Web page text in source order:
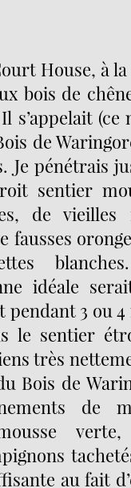
House, à
bois de
s’appelait
de
Je pénétrais
sentier
de vieilles
fausses
idéale
pendant 3 ou
le sentier
très
Bois de
de
au fait